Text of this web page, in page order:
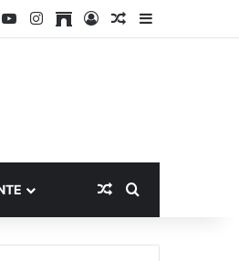
YouTubeInstagram
ArchiveAccesoPublicación al
Barra lateral
Publicación al
Buscar por